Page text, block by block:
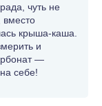
чуть не
вместо
крыша-каша.
и
—
себе!